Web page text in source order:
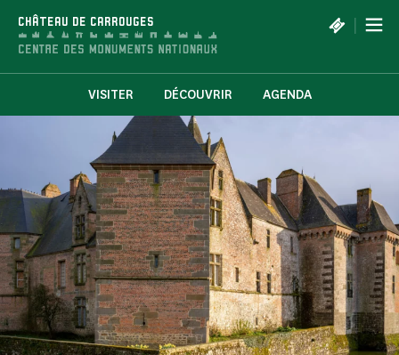
CHÂTEAU DE CARROUGES |
VISITER DÉCOUVRIR AGENDA